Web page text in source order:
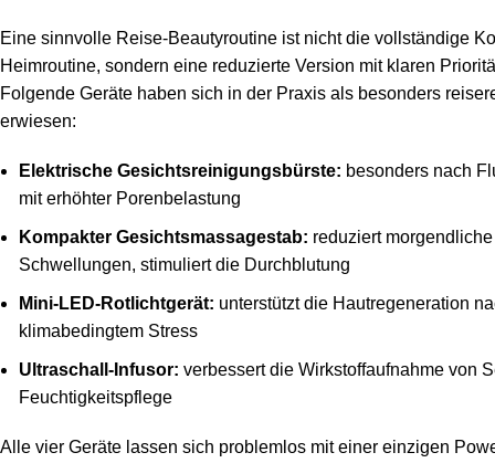
Eine sinnvolle Reise-Beautyroutine ist nicht die vollständige
Heimroutine, sondern eine reduzierte Version mit klaren
Folgende Geräte haben sich in der Praxis als besonders
erwiesen:
Elektrische Gesichtsreinigungsbürste: besonders nach
mit erhöhter Porenbelastung
Kompakter Gesichtsmassagestab: reduziert morgendliche
Schwellungen, stimuliert die Durchblutung
Mini-LED-Rotlichtgerät: unterstützt die Hautregeneration
klimabedingtem Stress
Ultraschall-Infusor: verbessert die Wirkstoffaufnahme von
Feuchtigkeitspflege
Alle vier Geräte lassen sich problemlos mit einer einzigen